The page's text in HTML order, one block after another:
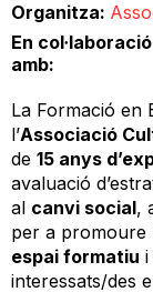
Organitza
En col·laboració
amb
La Formació en
l’Associació
de 15 anys
avaluació
al canvi social,
per a promoure
espai formatiu i
interessats/des